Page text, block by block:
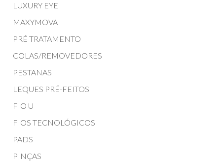
LUXURY EYE
MAXYMOVA
PRÉ TRATAMENTO
COLAS/REMOVEDORES
PESTANAS
LEQUES PRÉ-FEITOS
FIO U
FIOS TECNOLÓGICOS
PADS
PINÇAS